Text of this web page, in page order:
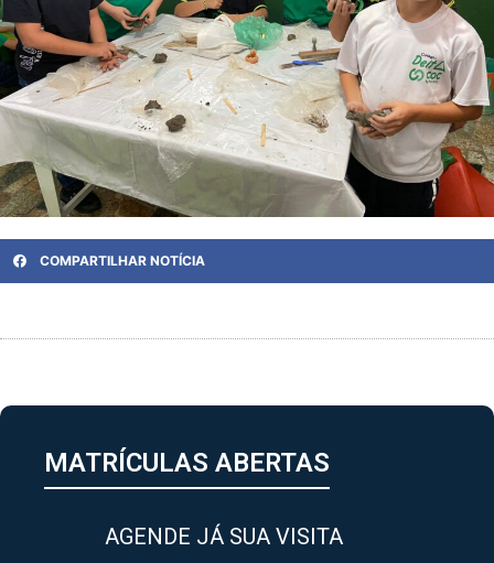
COMPARTILHAR NOTÍCIA
MATRÍCULAS ABERTAS
AGENDE JÁ SUA VISITA